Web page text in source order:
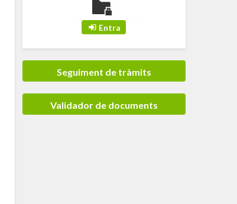
Seguiment de tràmits
Validador de documents